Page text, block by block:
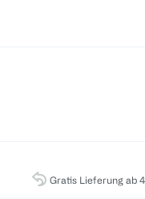
Gratis Lieferung ab